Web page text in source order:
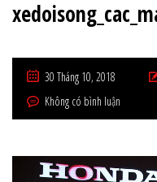
30 Tháng 10, 2018
Không có bình luận